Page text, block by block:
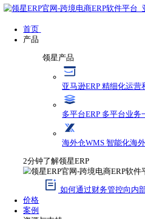
首页
领星产品
亚马逊ERP 精
多平台ERP多
海外仓WMS
2分钟了解领星ERP